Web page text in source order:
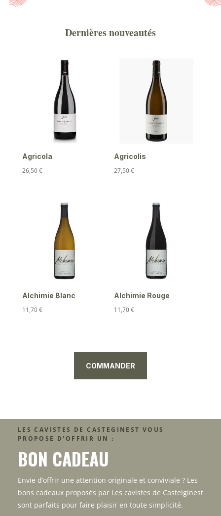
Dernières nouveautés
Agricola
26,50€
Agricolis
27,50€
Alchimie Blanc
11,70€
Alchimie Rouge
11,70€
COMMANDER
LES CAVISTES DE CASTEGINEST VOUS
PROPOSE D'OFFRIR UN :
BON CADEAU
Envie d’offrir une attention originale et conviviale ? Les
bons cadeaux proposés par Les cavistes de Castelginest
sont parfaits pour faire plaisir en toute simplicité.